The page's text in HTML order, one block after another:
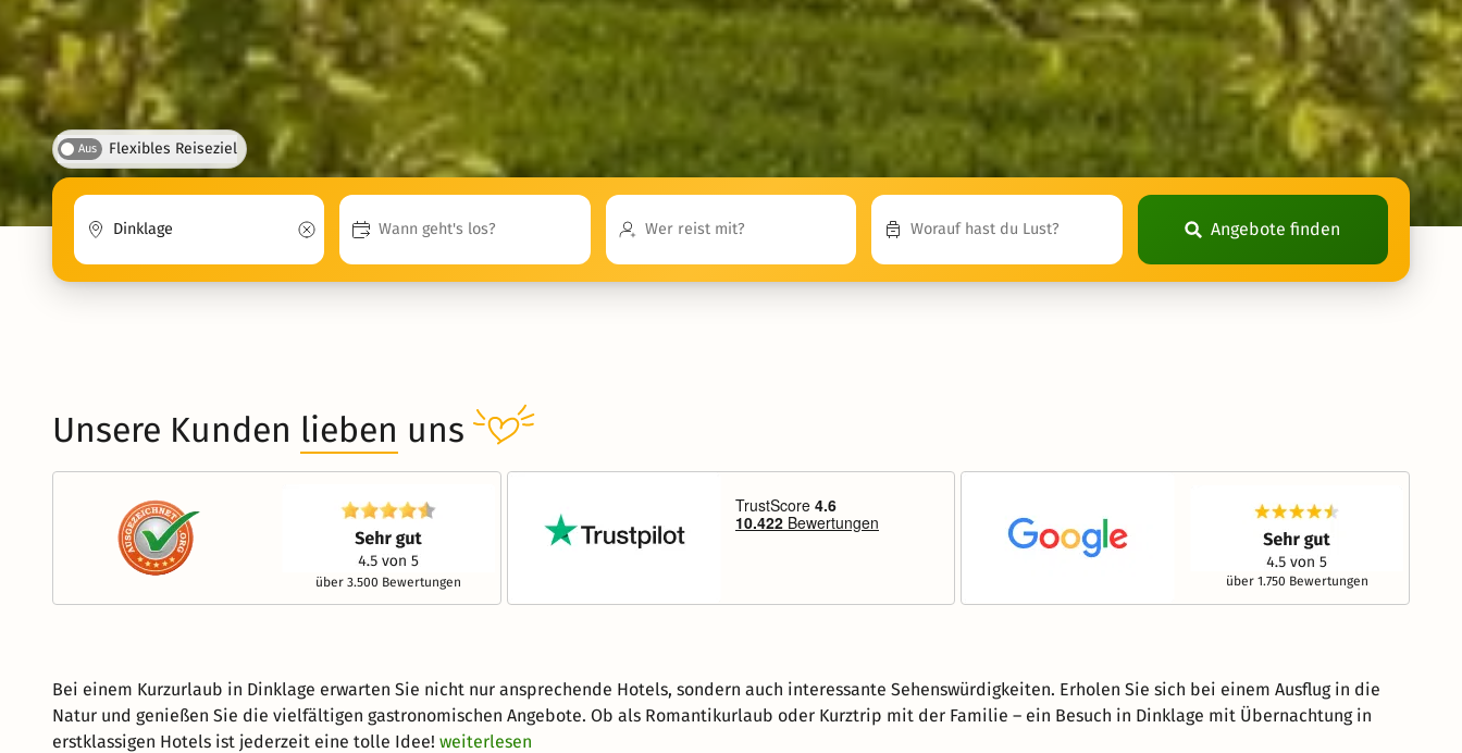
Aus Flexibles Reiseziel
Angebote finden
Unsere Kunden lieben uns
über 3.500 Bewertungen über 1.750 Bewertungen
Bei einem Kurzurlaub in Dinklage erwarten Sie nicht nur ansprechende Hotels, sondern auch interessante Sehenswürdigkeiten. Erholen Sie sich bei einem Ausflug in die
Natur und genießen Sie die vielfältigen gastronomischen Angebote. Ob als Romantikurlaub oder Kurztrip mit der Familie – ein Besuch in Dinklage mit Übernachtung in
erstklassigen Hotels ist jederzeit eine tolle Idee! weiterlesen